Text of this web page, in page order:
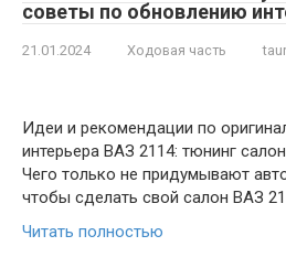
советы по обновлению
21.01.2024 Ходовая часть
Идеи и рекомендации по
интерьера ВАЗ 2114: тюнинг
Чего только не придумывают
чтобы сделать свой салон ВАЗ
Читать полностью